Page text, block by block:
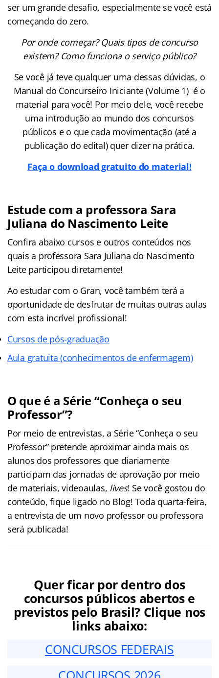
ser um grande desafio, especialmente se você está
começando do zero.
Por onde começar? Quais tipos de concurso
existem? Como funciona o serviço público?
Se você já teve qualquer uma dessas dúvidas, o
Manual do Concurseiro Iniciante (Volume 1) é o
material para você! Por meio dele, você recebe
uma introdução ao mundo dos concursos
públicos e o que cada movimentação (até a
publicação do edital) quer dizer na prática.
Faça o download gratuito do material!
Estude com a professora Sara
Juliana do Nascimento Leite
Confira abaixo cursos e outros conteúdos nos
quais a professora Sara Juliana do Nascimento
Leite participou diretamente!
Ao estudar com o Gran, você também terá a
oportunidade de desfrutar de muitas outras aulas
com esta incrível profissional!
Cursos de pós-graduação
Aula gratuita (conhecimentos de enfermagem)
O que é a Série “Conheça o seu
Professor”?
Por meio de entrevistas, a Série “Conheça o seu
Professor” pretende aproximar ainda mais os
alunos dos professores que diariamente
participam das jornadas de aprovação por meio
de materiais, videoaulas, lives! Se você gostou do
conteúdo, fique ligado no Blog! Toda quarta-feira,
a entrevista de um novo professor ou professora
será publicada!
Quer ficar por dentro dos
concursos públicos abertos e
previstos pelo Brasil? Clique nos
links abaixo:
CONCURSOS FEDERAIS